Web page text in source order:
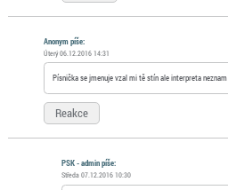
Anonympíše:
Úterý 06.12.2016 14:31
Písnička se jmenuje vzal mi tě stín ale interpreta neznam
Reakce
PSK - admin píše:
Středa 07.12.2016 10:30